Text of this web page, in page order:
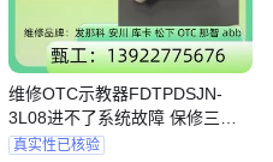
维修OTC示教器FDTPDSJN-
3L08进不了系统故障 保修三个
月
真实性已核验